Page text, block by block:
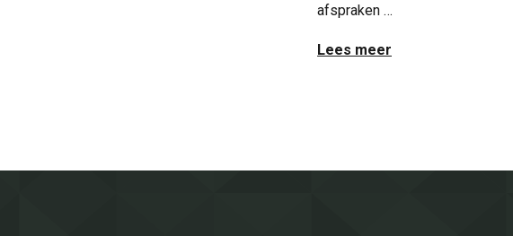
afspraken …
Lees meer